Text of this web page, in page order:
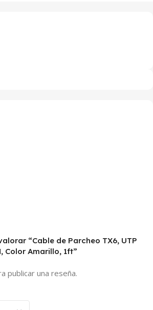
“Cable de Parcheo TX6, UTP
Color Amarillo, 1ft”
publicar una reseña.